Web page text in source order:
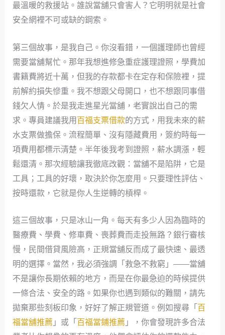
最溫暖的救援站。誰說當舖只會害人？它明明就是社會
安全網裡不可或缺的鋼索。
第三個故事，是我自己。你沒看錯，一個護理師也曾經
需要當舖幫忙。那年我想進修急重症護理證照，學費加
書籍費將近十萬，但我的存款都卡在定存和保險裡，提
前解約損失慘重。我不想跟父母開口，也不想跟同事借
錢欠人情。於是我走進星光當舖，老實說出自己的需
求。專員建議我用 百福支票借款的方式，用我未來的薪
水支票做擔保。流程簡單、沒有隱藏費用，簽約時每一
項費用都標示清楚。半年後我考到證照，薪水調漲，輕
鬆還清。那次經驗讓我徹底改觀：當舖不是陷阱，它是
工具；工具的好壞，取決於你怎麼用。只要理性評估、
按時還款，它就是你人生逆轉的槓桿。
這三個故事，只是冰山一角。每天有多少人因為臨時的
醫療費、學費、修車費、喪葬費而走投無路？銀行審核
慢，民間借貸風險高，正規當舖反而成了最快速、最透
明的選擇。當然，我必須強調「救急不救窮」——當舖
不是讓你長期依賴的地方，而是在你最急迫的時候提供
一條合法、安全的路。如果你也遇到類似的難關，請先
拋棄那些刻板印象，好好了解正規管道。例如搜尋「 百
福當舖推薦 」或「 百福當鋪推薦 」，你會發現許多合法